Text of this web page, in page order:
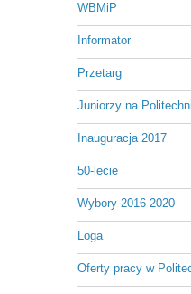
WBMiP
Informator
Przetarg
Juniorzy na
Inauguracja 2017
50-lecie
Wybory 2016-2020
Loga
Oferty pracy w